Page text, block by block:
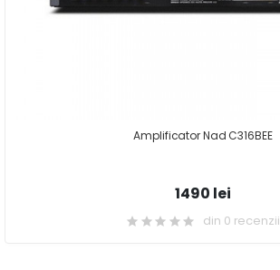
Amplificator Nad C316BEE
1490 lei
din 0 recenzii